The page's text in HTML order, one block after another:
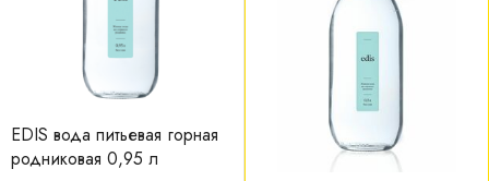
EDIS вода питьевая горная
родниковая 0,95 л